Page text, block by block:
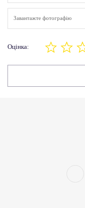
Завантажте фотографію
Оцінка: